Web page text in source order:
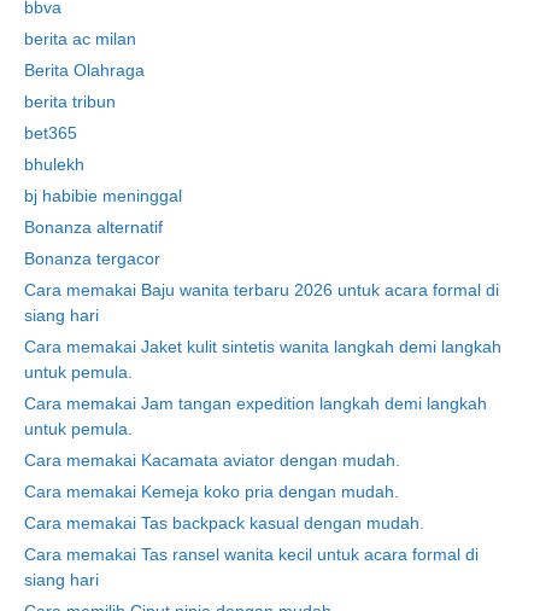
bbva
berita ac milan
Berita Olahraga
berita tribun
bet365
bhulekh
bj habibie meninggal
Bonanza alternatif
Bonanza tergacor
Cara memakai Baju wanita terbaru 2026 untuk acara formal di
siang hari
Cara memakai Jaket kulit sintetis wanita langkah demi langkah
untuk pemula.
Cara memakai Jam tangan expedition langkah demi langkah
untuk pemula.
Cara memakai Kacamata aviator dengan mudah.
Cara memakai Kemeja koko pria dengan mudah.
Cara memakai Tas backpack kasual dengan mudah.
Cara memakai Tas ransel wanita kecil untuk acara formal di
siang hari